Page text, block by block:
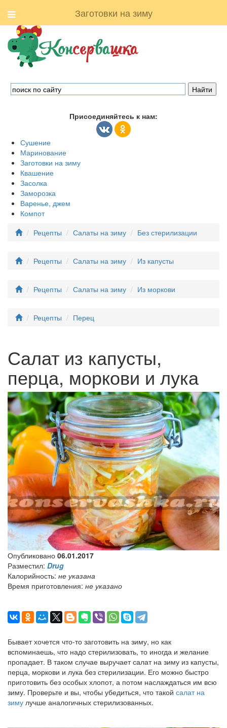
Заготовки на зиму
Присоединяйтесь к нам:
Сушение
Маринование
Заготовки на зиму
Квашение
Засолка
Заморозка
Варенье, джем
Компот
Рецепты
Салаты на зиму Без стерилизации
Рецепты Салаты на зиму Из капусты
Рецепты Салаты на зиму Из моркови
Рецепты Перец
Салат из капусты,
перца, моркови и лука
Опубликовано 06.01.2017
Разместил: Drug
Калорийность: не указана
Время приготовления: не указано
Бывает хочется что-то заготовить на зиму, но как
вспоминаешь, что надо стерилизовать, то иногда и желание
пропадает. В таком случае выручает салат на зиму из капусты,
перца, моркови и лука без стерилизации. Его можно быстро
приготовить без особых хлопот, а потом наслаждаться им всю
зиму. Проверьте и вы, чтобы убедиться, что такой салат на
зиму лучше аналогичных стерилизованных.